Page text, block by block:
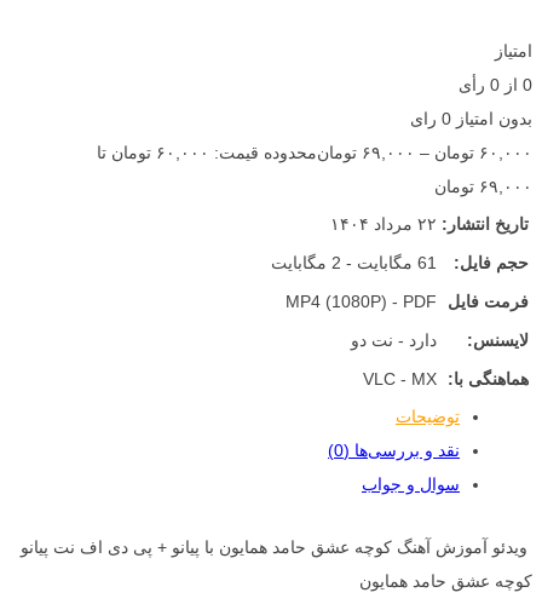
امتیاز
0 از 0 رأی
بدون امتیاز 0 رای
۶۰,۰۰۰ تومان – ۶۹,۰۰۰ تومان
محدوده قیمت: ۶۰,۰۰۰ تومان تا
۶۹,۰۰۰ تومان
تاریخ انتشار: ۲۲ مرداد ۱۴۰۴
حجم فایل:
61 مگابایت - 2 مگابایت
فرمت فایل
MP4 (1080P) - PDF
لایسنس:
دارد - نت دو
هماهنگی با:
VLC - MX
توضیحات
نقد و بررسی‌ها (0)
سوال و جواب
ویدئو آموزش آهنگ کوچه عشق حامد همایون با پیانو + پی دی اف نت پیانو
کوچه عشق حامد همایون